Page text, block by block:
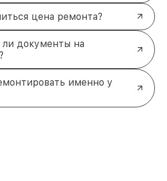
цена ремонта?
ли документы на
именно у